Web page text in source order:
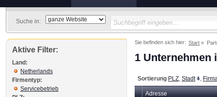
Suche in:
Sie befinden sich hier: Start
1 Unternehmen
Sortierung PLZ Stadt
Adresse
Aktive Filter:
Land:
Netherlands
Firmentyp:
Servicebetrieb